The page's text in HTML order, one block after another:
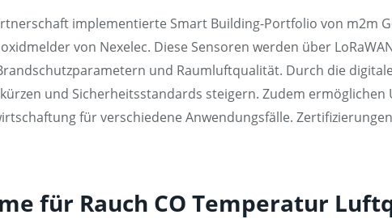
implementierte Smart Building-Portfolio von m2m
von Nexelec. Diese Sensoren werden über
und Raumluftqualität. Durch die
und Sicherheitsstandards steigern. Zudem
für verschiedene Anwendungsfälle.
für Rauch CO Temperatur